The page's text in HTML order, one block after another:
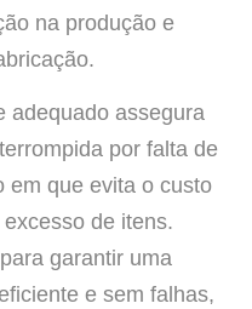
na produção e
adequado assegura
por falta de
em que evita o custo
de itens.
garantir uma
e sem falhas,